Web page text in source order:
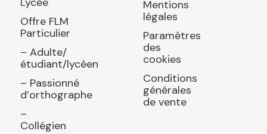
Offre FLM
Particulier
– Adulte/
étudiant/lycéen
– Passionné
d’orthographe
–
Collégien
Mentions
légales
Paramètres
des
cookies
Conditions
générales
de vente